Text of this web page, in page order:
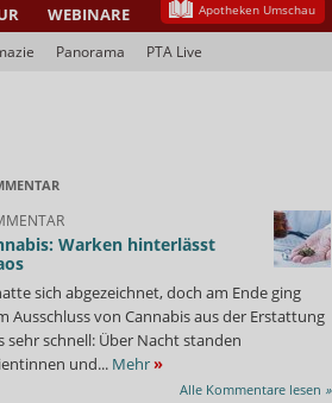
WEBINARE Apotheken Umschau
Panorama PTA Live
Warken hinterlässt
sich abgezeichnet, doch am Ende ging
Ausschluss von Cannabis aus der Erstattung
sehr schnell: Über Nacht standen
und... Mehr»
Alle Kommentare lesen »